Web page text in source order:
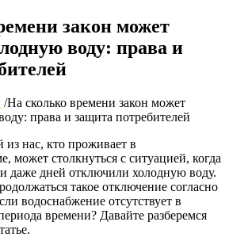
закон может
воду: права и
/На сколько времени закон может
права и защита потребителей
нас, кто проживает в
может столкнуться с ситуацией, когда
даже дней отключили холодную воду.
такое отключение согласно
водоснабжение отсутствует в
времени? Давайте разберемся